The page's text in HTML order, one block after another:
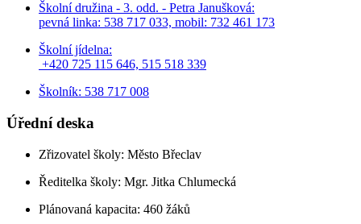
Školní družina - 3. odd. - Petra Janušková:
pevná linka: 538 717 033, mobil: 732 461 173
Školní jídelna:
+420 725 115 646, 515 518 339
Školník: 538 717 008
Úřední deska
Zřizovatel školy: Město Břeclav
Ředitelka školy: Mgr. Jitka Chlumecká
Plánovaná kapacita: 460 žáků